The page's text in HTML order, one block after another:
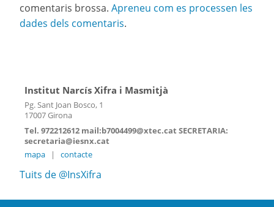
comentaris brossa. Apreneu com es processen les
dades dels comentaris.
Institut Narcís Xifra i Masmitjà
Pg. Sant Joan Bosco, 1
17007 Girona
Tel. 972212612 mail:b7004499@xtec.cat SECRETARIA:
secretaria@iesnx.cat
mapa
| contacte
Tuits de @InsXifra